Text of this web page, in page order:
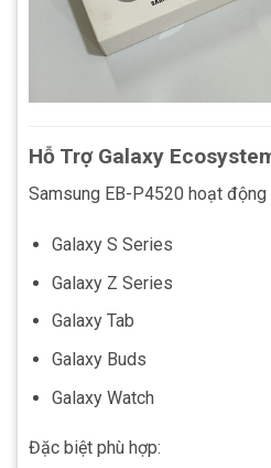
Hỗ Trợ Galaxy
Samsung EB-P4520 hoạt
Galaxy S Series
Galaxy Z Series
Galaxy Tab
Galaxy Buds
Galaxy Watch
Đặc biệt phù hợp: